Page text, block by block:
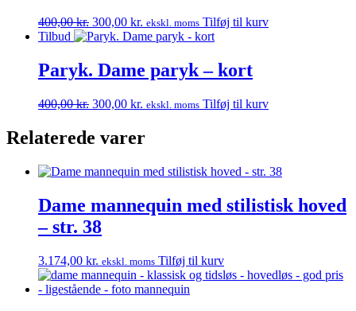
400,00kr. Den
oprindelige
var:
400,00 kr..
300,00 kr. Den
aktuelle
300,00 kr..
ekskl. moms Tilføj til kurv
Tilbud
Paryk. Dame paryk – kort
400,00kr. Den
var:
300,00 kr. Den
er:
ekskl. moms Tilføj til kurv
Relaterede varer
Dame mannequin med stilistisk hoved
– str. 38
3.174,00 kr. ekskl. moms Tilføj til kurv